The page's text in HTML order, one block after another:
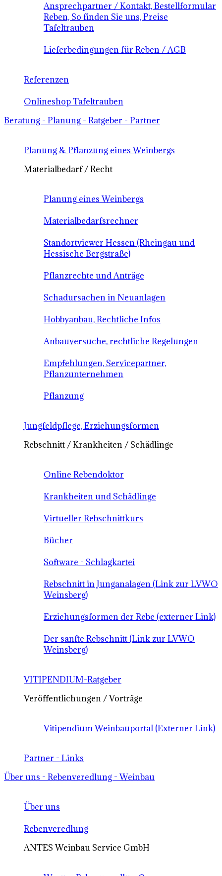
Ansprechpartner / Kontakt, Bestellformular
Reben, So finden Sie uns, Preise
Tafeltrauben
Lieferbedingungen für Reben / AGB
Referenzen
Onlineshop Tafeltrauben
Beratung - Planung - Ratgeber - Partner
Planung & Pflanzung eines Weinbergs
Materialbedarf / Recht
Planung eines Weinbergs
Materialbedarfsrechner
Standortviewer Hessen (Rheingau und
Hessische Bergstraße)
Pflanzrechte und Anträge
Schadursachen in Neuanlagen
Hobbyanbau, Rechtliche Infos
Anbauversuche, rechtliche Regelungen
Empfehlungen, Servicepartner,
Pflanzunternehmen
Pflanzung
Jungfeldpflege, Erziehungsformen
Rebschnitt / Krankheiten / Schädlinge
Online Rebendoktor
Krankheiten und Schädlinge
Virtueller Rebschnittkurs
Bücher
Software - Schlagkartei
Rebschnitt in Junganalagen (Link zur LVWO
Weinsberg)
Erziehungsformen der Rebe (externer Link)
Der sanfte Rebschnitt (Link zur LVWO
Weinsberg)
VITIPENDIUM-Ratgeber
Veröffentlichungen / Vorträge
Vitipendium Weinbauportal (Externer Link)
Partner - Links
Über uns - Rebenveredlung - Weinbau
Über uns
Rebenveredlung
ANTES Weinbau Service GmbH